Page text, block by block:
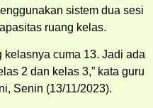
sistem dua sesi
ruang kelas.
kelasnya cuma 13. Jadi ada
2 dan kelas 3,” kata guru
Senin (13/11/2023).